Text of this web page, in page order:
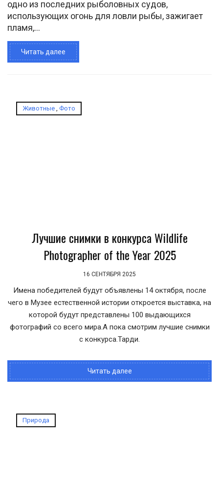
одно из последних рыболовных судов,
использующих огонь для ловли рыбы, зажигает
пламя,...
Читать далее
Животные , Фото
Лучшие снимки в конкурса Wildlife
Photographer of the Year 2025
16 СЕНТЯБРЯ 2025
Имена победителей будут объявлены 14 октября, после
чего в Музее естественной истории откроется выставка, на
которой будут представлены 100 выдающихся
фотографий со всего мира.А пока смотрим лучшие снимки
с конкурса.Тарди.
Читать далее
Природа